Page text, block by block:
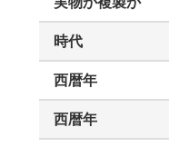
時代
西暦年
西暦年